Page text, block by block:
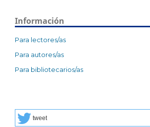
Información
Para lectores/as
Para autores/as
Para bibliotecarios/as
tweet